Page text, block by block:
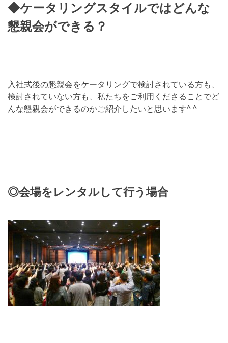
◆ケータリングスタイルではどんな
懇親会ができる？
入社式後の懇親会をケータリングで検討されている方も、
検討されていない方も、私たちをご利用くださることでど
んな懇親会ができるのかご紹介したいと思います^ ^
◎会場をレンタルして行う場合